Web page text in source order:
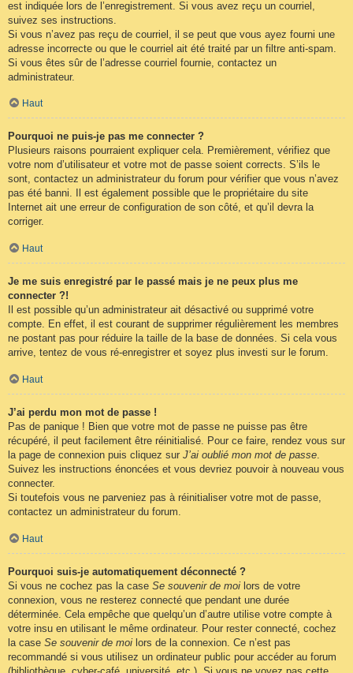
est indiquée lors de l’enregistrement. Si vous avez reçu un courriel,
suivez ses instructions.
Si vous n’avez pas reçu de courriel, il se peut que vous ayez fourni une
adresse incorrecte ou que le courriel ait été traité par un filtre anti-spam.
Si vous êtes sûr de l’adresse courriel fournie, contactez un
administrateur.
Haut
Pourquoi ne puis-je pas me connecter ?
Plusieurs raisons pourraient expliquer cela. Premièrement, vérifiez que
votre nom d’utilisateur et votre mot de passe soient corrects. S’ils le
sont, contactez un administrateur du forum pour vérifier que vous n’avez
pas été banni. Il est également possible que le propriétaire du site
Internet ait une erreur de configuration de son côté, et qu’il devra la
corriger.
Haut
Je me suis enregistré par le passé mais je ne peux plus me
connecter ?!
Il est possible qu’un administrateur ait désactivé ou supprimé votre
compte. En effet, il est courant de supprimer régulièrement les membres
ne postant pas pour réduire la taille de la base de données. Si cela vous
arrive, tentez de vous ré-enregistrer et soyez plus investi sur le forum.
Haut
J’ai perdu mon mot de passe !
Pas de panique ! Bien que votre mot de passe ne puisse pas être
récupéré, il peut facilement être réinitialisé. Pour ce faire, rendez vous sur
la page de connexion puis cliquez sur J’ai oublié mon mot de passe.
Suivez les instructions énoncées et vous devriez pouvoir à nouveau vous
connecter.
Si toutefois vous ne parveniez pas à réinitialiser votre mot de passe,
contactez un administrateur du forum.
Haut
Pourquoi suis-je automatiquement déconnecté ?
Si vous ne cochez pas la case Se souvenir de moi lors de votre
connexion, vous ne resterez connecté que pendant une durée
déterminée. Cela empêche que quelqu’un d’autre utilise votre compte à
votre insu en utilisant le même ordinateur. Pour rester connecté, cochez
la case Se souvenir de moi lors de la connexion. Ce n’est pas
recommandé si vous utilisez un ordinateur public pour accéder au forum